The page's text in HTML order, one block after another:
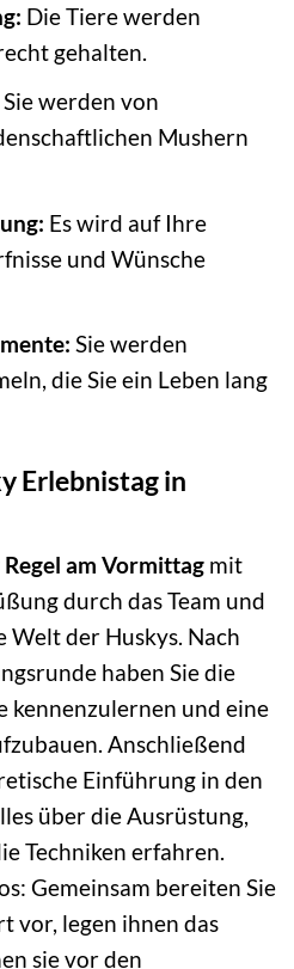
Die Tiere werden
gehalten.
Sie werden von
Mushern
Es wird auf Ihre
und Wünsche
Sie werden
die Sie ein Leben lang
Erlebnistag in
am Vormittag mit
durch das Team und
der Huskys. Nach
haben Sie die
kennenzulernen und eine
Anschließend
Einführung in den
über die Ausrüstung,
Techniken erfahren.
Gemeinsam bereiten Sie
vor, legen ihnen das
sie vor den